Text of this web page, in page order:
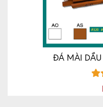
ĐÁ MÀI DẦU